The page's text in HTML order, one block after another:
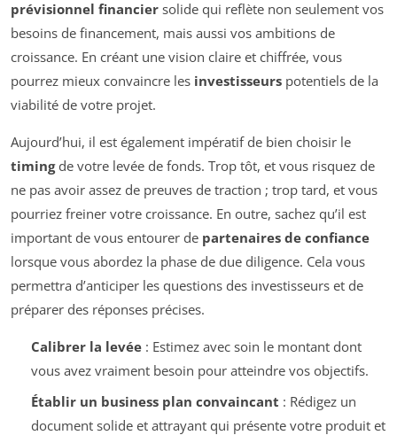
prévisionnel financier solide qui reflète non seulement vos
besoins de financement, mais aussi vos ambitions de
croissance. En créant une vision claire et chiffrée, vous
pourrez mieux convaincre les investisseurs potentiels de la
viabilité de votre projet.
Aujourd’hui, il est également impératif de bien choisir le
timingde votre levée de fonds. Trop tôt, et vous risquez de
ne pas avoir assez de preuves de traction ; trop tard, et vous
pourriez freiner votre croissance. En outre, sachez qu’il est
important de vous entourer de partenaires de confiance
lorsque vous abordez la phase de due diligence. Cela vous
permettra d’anticiper les questions des investisseurs et de
préparer des réponses précises.
Calibrer la levée: Estimez avec soin le montant dont
vous avez vraiment besoin pour atteindre vos objectifs.
Établir un business plan convaincant : Rédigez un
document solide et attrayant qui présente votre produit et